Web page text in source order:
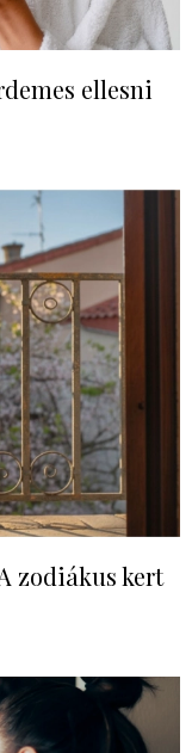
ellesni
zodiákus kert